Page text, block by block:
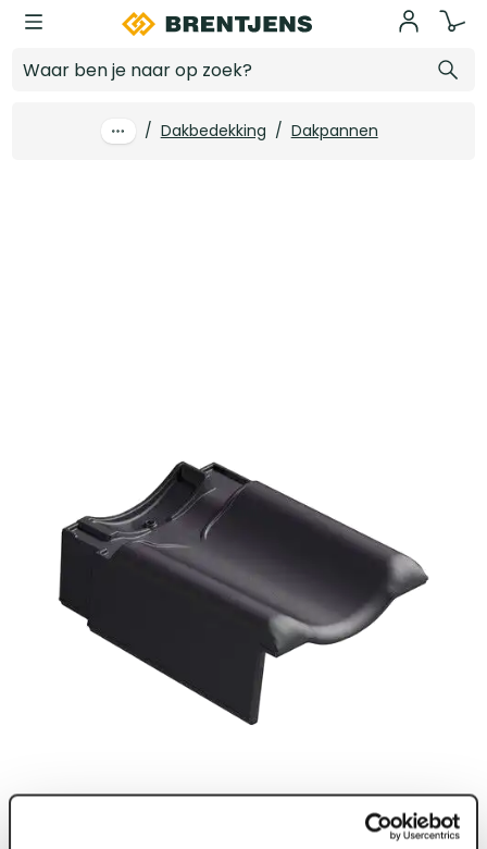
Ga naar hoofdinhoud
/ Dakbedekking / Dakpannen
Log in voor prijzen